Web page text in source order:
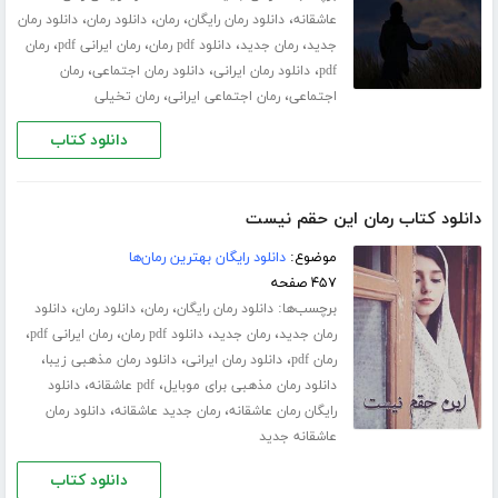
عاشقانه،دانلود رمان رایگان،رمان،دانلود رمان،دانلود رمان
جدید،رمان جدید،دانلود pdf رمان ،رمان ایرانی pdf ،رمان
pdf،دانلود رمان ایرانی،دانلود رمان اجتماعی،رمان
اجتماعی،رمان اجتماعی ایرانی،رمان تخیلی
دانلود کتاب
دانلود کتاب رمان این حقم نیست
موضوع:دانلود رایگان بهترین رمان‌ها
۴۵۷ صفحه
برچسب‌ها:دانلود رمان رایگان،رمان،دانلود رمان،دانلود
رمان جدید،رمان جدید،دانلود pdf رمان ،رمان ایرانی pdf ،
رمان pdf ،دانلود رمان ایرانی،دانلود رمان مذهبی زیبا،
دانلود رمان مذهبی برای موبایل،pdf عاشقانه ،دانلود
رایگان رمان عاشقانه،رمان جدید عاشقانه،دانلود رمان
عاشقانه جدید
دانلود کتاب